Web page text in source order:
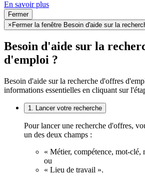
En savoir plus
Fermer
×Fermer la fenêtre Besoin d'aide sur la
Besoin d'aide sur la
d'emploi ?
Besoin d'aide sur la recherche d'offres
informations essentielles en cliquant sur
1. Lancer votre recherche
Pour lancer une recherche d'offres,
un des deux champs :
« Métier, compétence, mot-clé,
ou
« Lieu de travail ».